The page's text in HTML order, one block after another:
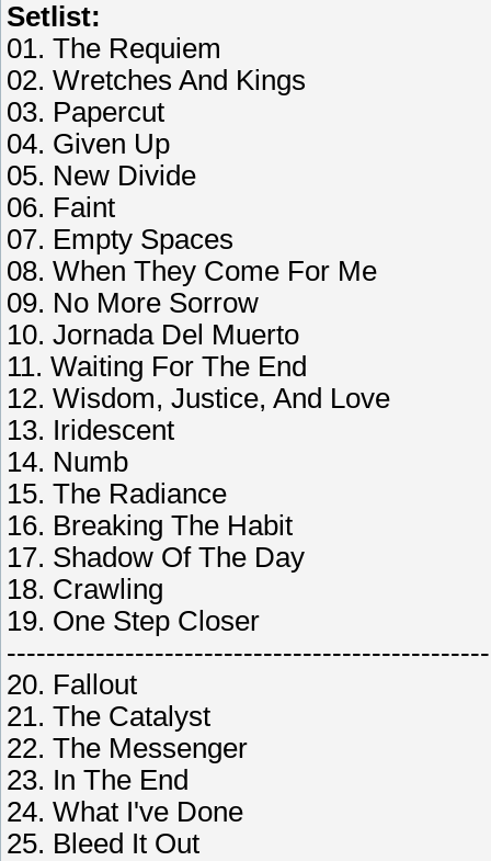
Setlist:
01. The Requiem
02. Wretches And Kings
03. Papercut
04. Given Up
05. New Divide
06. Faint
07. Empty Spaces
08. When They Come For Me
09. No More Sorrow
10. Jornada Del Muerto
11. Waiting For The End
12. Wisdom, Justice, And Love
13. Iridescent
14. Numb
15. The Radiance
16. Breaking The Habit
17. Shadow Of The Day
18. Crawling
19. One Step Closer
20. Fallout
21. The Catalyst
22. The Messenger
23. In The End
24. What I've Done
25. Bleed It Out